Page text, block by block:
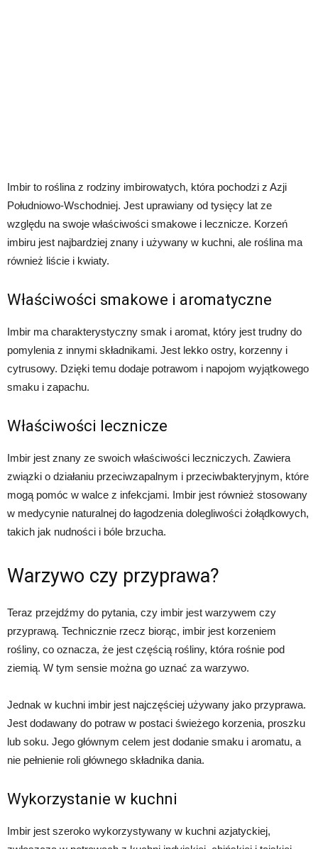
Imbir to roślina z rodziny imbirowatych, która pochodzi z Azji
Południowo-Wschodniej. Jest uprawiany od tysięcy lat ze
względu na swoje właściwości smakowe i lecznicze. Korzeń
imbiru jest najbardziej znany i używany w kuchni, ale roślina ma
również liście i kwiaty.
Właściwości smakowe i aromatyczne
Imbir ma charakterystyczny smak i aromat, który jest trudny do
pomylenia z innymi składnikami. Jest lekko ostry, korzenny i
cytrusowy. Dzięki temu dodaje potrawom i napojom wyjątkowego
smaku i zapachu.
Właściwości lecznicze
Imbir jest znany ze swoich właściwości leczniczych. Zawiera
związki o działaniu przeciwzapalnym i przeciwbakteryjnym, które
mogą pomóc w walce z infekcjami. Imbir jest również stosowany
w medycynie naturalnej do łagodzenia dolegliwości żołądkowych,
takich jak nudności i bóle brzucha.
Warzywo czy przyprawa?
Teraz przejdźmy do pytania, czy imbir jest warzywem czy
przyprawą. Technicznie rzecz biorąc, imbir jest korzeniem
rośliny, co oznacza, że jest częścią rośliny, która rośnie pod
ziemią. W tym sensie można go uznać za warzywo.
Jednak w kuchni imbir jest najczęściej używany jako przyprawa.
Jest dodawany do potraw w postaci świeżego korzenia, proszku
lub soku. Jego głównym celem jest dodanie smaku i aromatu, a
nie pełnienie roli głównego składnika dania.
Wykorzystanie w kuchni
Imbir jest szeroko wykorzystywany w kuchni azjatyckiej,